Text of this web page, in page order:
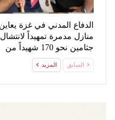
منازل مدمرة تمهيداً لانتشال
جثامين نحو 170 شهيداً من
السابق المزيد